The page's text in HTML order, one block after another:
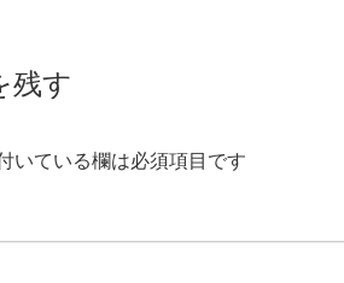
残す
いている欄は必須項目です